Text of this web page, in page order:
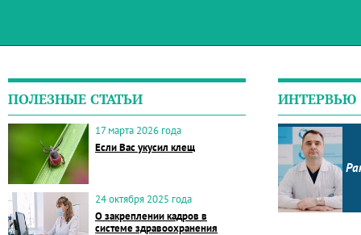
ПОЛЕЗНЫЕ СТАТЬИ
17 марта 2026 года
Если Вас укусил клещ
24 октября 2025 года
О закреплении кадров в
системе здравоохранения
ИНТЕРВЬЮ